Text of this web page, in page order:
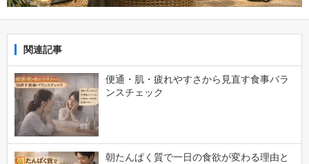
関連記事
便通・肌・疲れやすさから見直す食事バラ
ンスチェック
朝たんぱく質で一日の食欲が変わる理由と